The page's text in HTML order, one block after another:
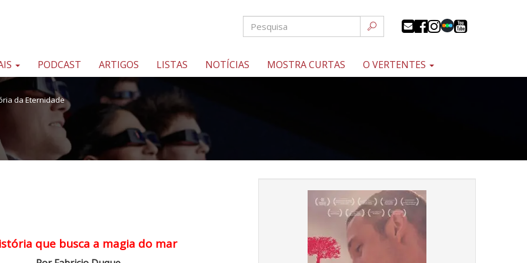
PODCAST ARTIGOS LISTAS NOTÍCIAS MOSTRA CURTAS O VERTENTES
da Eternidade
que busca a magia do mar